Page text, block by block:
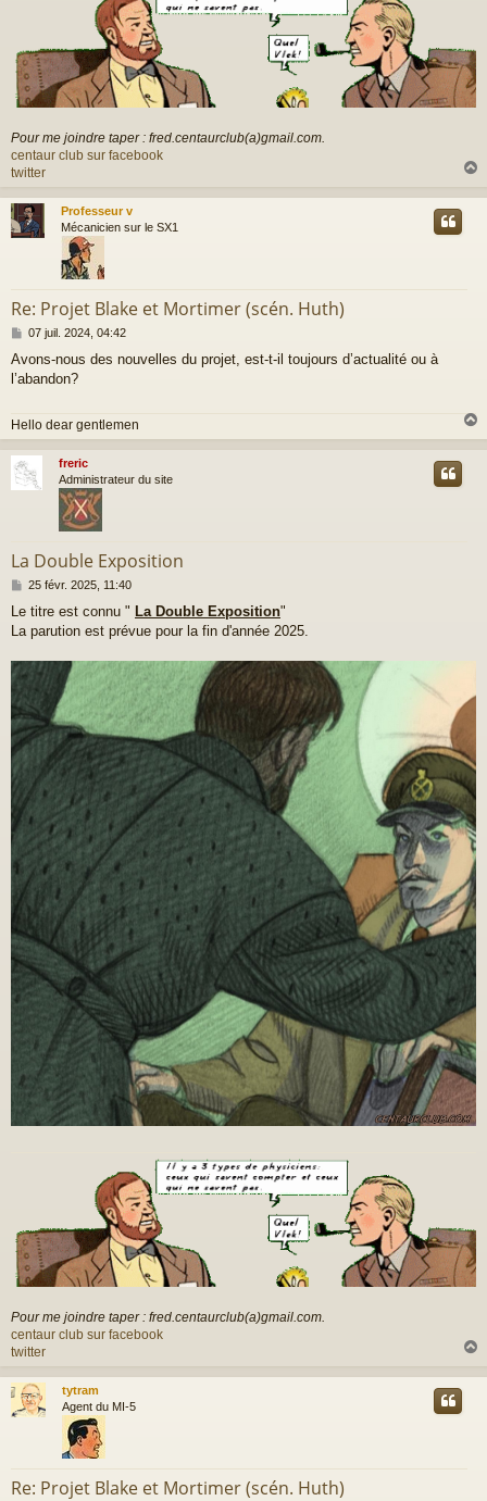
Pour me joindre taper : fred.centaurclub(a)gmail.com.
centaur club sur facebook
twitter
u
Professeur v
Mécanicien sur le SX1
Re: Projet Blake et Mortimer (scén. Huth)
M
s
s
e
07 juil. 2024, 04:42
Avons-nous des nouvelles du projet, est-t-il toujours d’actualité ou à
l’abandon?
Hello dear gentlemen
a
freric
Administrateur du site
La Double Exposition
M
s
s
g
e
25 févr. 2025, 11:40
Le titre est connu " La Double Exposition"
La parution est prévue pour la fin d'année 2025.
Pour me joindre taper : fred.centaurclub(a)gmail.com.
centaur club sur facebook
twitter
u
tytram
Agent du MI-5
Re: Projet Blake et Mortimer (scén. Huth)